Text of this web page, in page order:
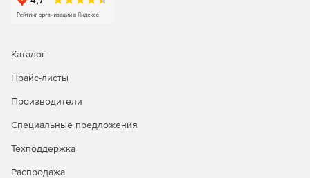
Каталог
Прайс-листы
Производители
Специальные предложения
Техподдержка
Распродажа